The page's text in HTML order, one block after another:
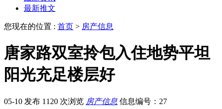
最新推文
您现在的位置 : 首页 > 房产信息
唐家路双室拎包入住地势平坦
阳光充足楼层好
05-10 发布 1120 次浏览 房产信息 信息编号：27